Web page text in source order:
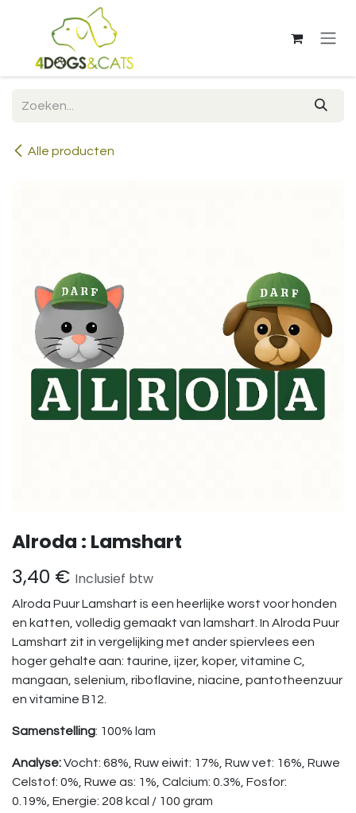
Overslaan naar inhoud
Alle producten
Alroda : Lamshart
3,40 € Inclusief btw
Alroda Puur Lamshart is een heerlijke worst voor honden
en katten, volledig gemaakt van lamshart. In Alroda Puur
Lamshart zit in vergelijking met ander spiervlees een
hoger gehalte aan: taurine, ijzer, koper, vitamine C,
mangaan, selenium, riboflavine, niacine, pantotheenzuur
en vitamine B12.
Samenstelling: 100% lam
Analyse:Vocht: 68%, Ruw eiwit: 17%, Ruw vet: 16%, Ruwe
Celstof: 0%, Ruwe as: 1%, Calcium: 0.3%, Fosfor:
0.19%, Energie: 208 kcal / 100 gram